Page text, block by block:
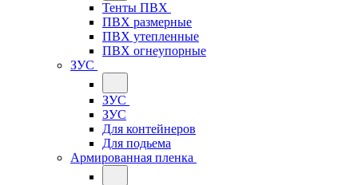
Тенты ПВХ
ПВХ размерные
ПВХ утепленные
ПВХ огнеупорные
ЗУС
ЗУС
ЗУС
Для контейнеров
Для подьема
Армированная пленка